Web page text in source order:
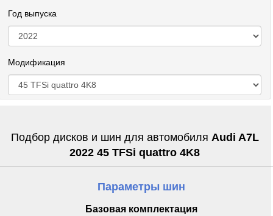
Год выпуска
Модификация
Подбор дисков и шин для автомобиля Audi A7L
2022 45 TFSi quattro 4K8
Параметры шин
Базовая комплектация